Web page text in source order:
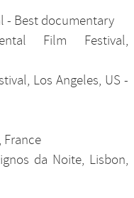
- Best documentary
Film Festival,
Los Angeles, US -
France
da Noite, Lisbon,